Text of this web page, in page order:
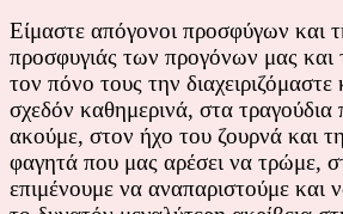
Είμαστε απόγονοι προσφύγων και
προσφυγιάς των προγόνων μας και
τον πόνο τους την
σχεδόν καθημερινά, στα τραγούδια
ακούμε, στον ήχο του ζουρνά και
φαγητά που μας αρέσει να τρώμε,
επιμένουμε να αναπαριστούμε και